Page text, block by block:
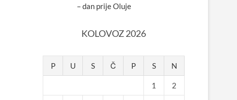
– dan prije Oluje
KOLOVOZ 2026
P U S Č P S N
1 2